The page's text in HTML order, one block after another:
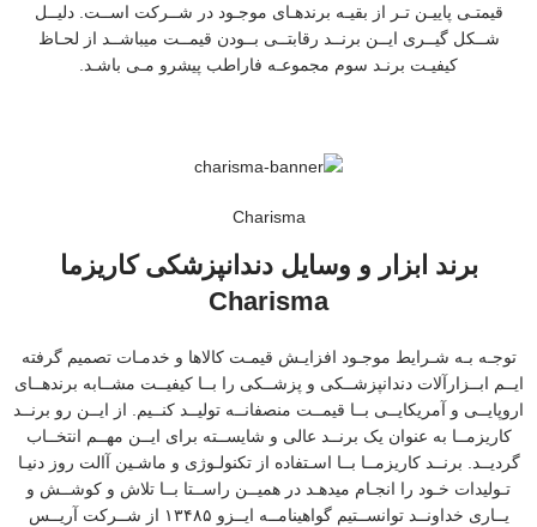
قیمتـی پاییـن تـر از بقیـه برندهـای موجـود در شــرکت اســت. دلیــل
شــکل گیــری ایــن برنــد رقابتــی بــودن قیمــت میباشــد از لحـاظ
کیفیـت برنـد سوم مجموعـه فاراطب پیشرو مـی باشـد.
Charisma
برند ابزار و وسایل دندانپزشکی کاریزما
Charisma
توجـه بـه شـرایط موجـود افزایـش قیمـت کالاها و خدمـات تصمیم گرفته
ایــم ابــزارآلات دندانپزشــکی و پزشــکی را بــا کیفیــت مشــابه برندهــای
اروپایــی و آمریکایــی بــا قیمــت منصفانــه تولیــد کنــیم. از ایــن رو برنــد
کاریزمــا به عنوان یک برنــد عالی و شایســته برای ایــن مهــم انتخــاب
گردیــد. برنــد کاریزمــا بــا اسـتفاده از تکنولـوژی و ماشـین آالت روز دنیـا
تـولیدات خـود را انجـام میدهـد در همیــن راســتا بــا تلاش و کوشــش و
یــاری خداونــد توانســتیم گواهینامــه ایــزو ۱۳۴۸۵ از شــرکت آریــس